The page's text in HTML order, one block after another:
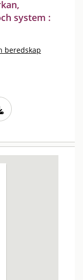
system :
beredskap